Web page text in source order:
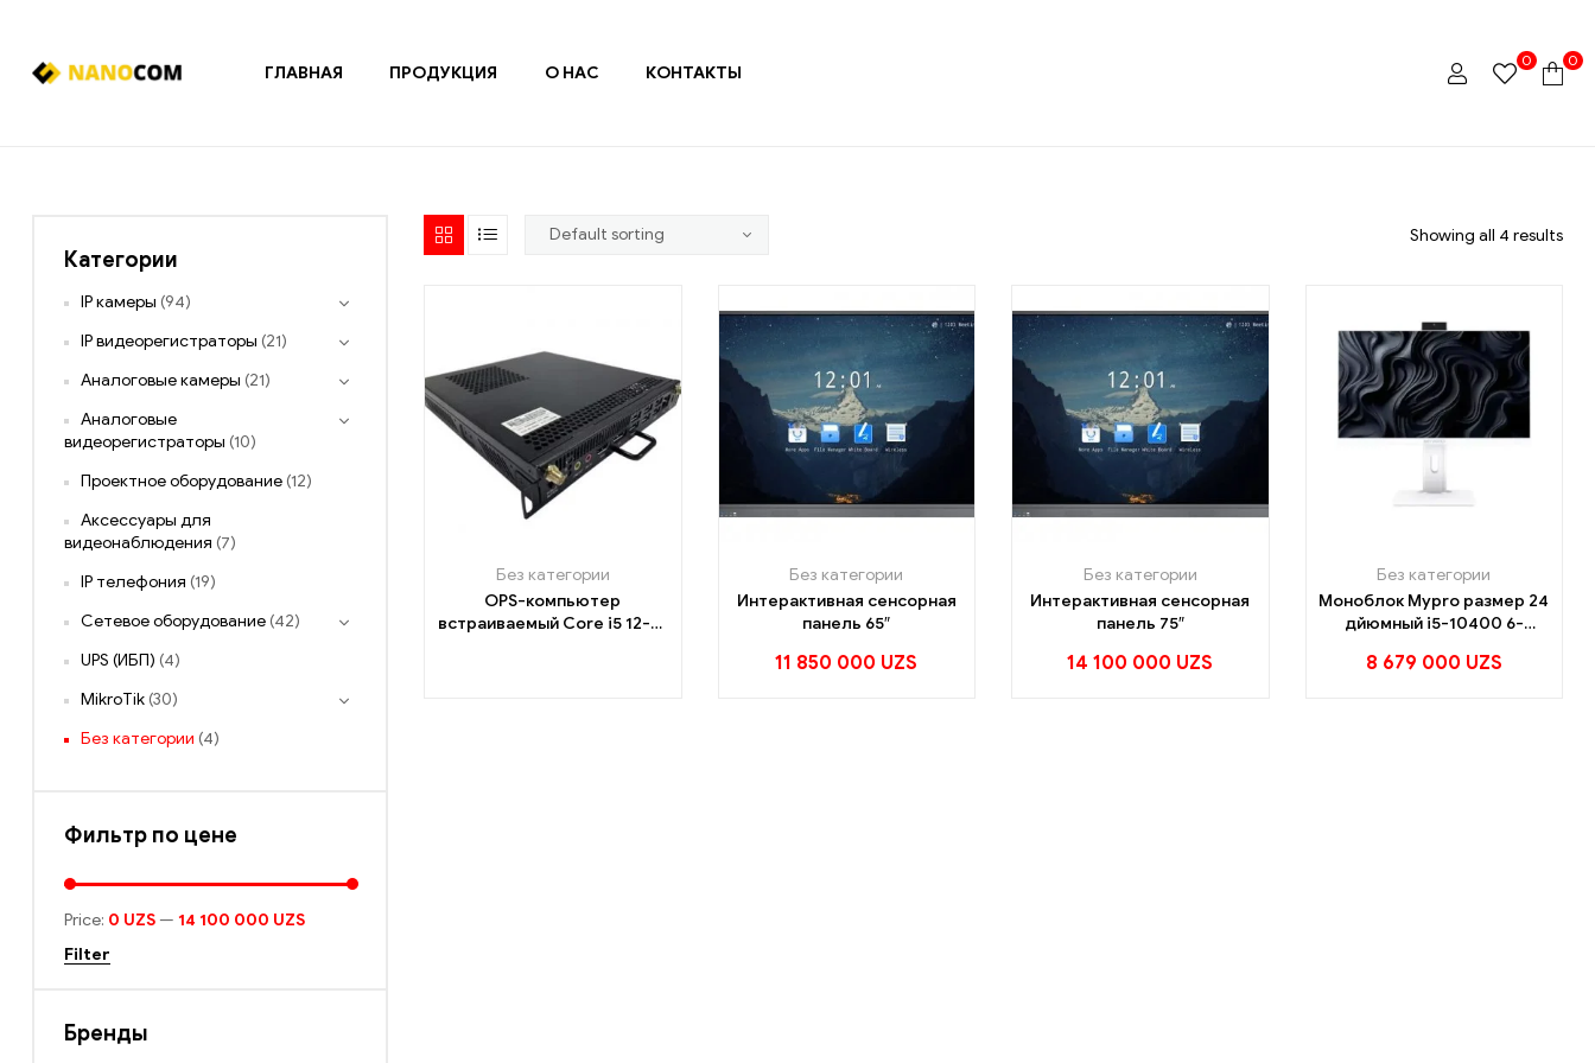
доступа
ГЛАВНАЯ ПРОДУКЦИЯ О НАС КОНТАКТЫ
0 0
Showing all 4 results
Без категории
OPS-компьютер
встраиваемый Core i5 12-го
Без категории
Интерактивная сенсорная
панель 65″
11 850 000 UZS
Без категории
Интерактивная сенсорная
панель 75″
14 100 000 UZS
Без категории
Моноблок Mypro размер 24
дйюмный i5-10400 6-
жёсткий диск 1000гб ОЗУ
8 679 000 UZS
Категории
IP камеры (94)
IP видеорегистраторы (21)
Аналоговые камеры (21)
Аналоговые
видеорегистраторы (10)
Проектное оборудование (12)
Аксессуары для
видеонаблюдения (7)
IP телефония (19)
Сетевое оборудование (42)
UPS (ИБП) (4)
MikroTik (30)
Без категории (4)
Фильтр по цене
Filter
Price: 0 UZS — 14 100 000 UZS
Бренды